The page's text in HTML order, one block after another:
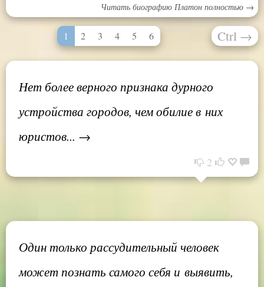
Читать биографию Платон полностью →
1 2 3 4 5 6 Ctrl →
Нет более верного признака дурного
устройства городов, чем обилие в них
юристов... →
2
Один только рассудительный человек
может познать самого себя и выявить,